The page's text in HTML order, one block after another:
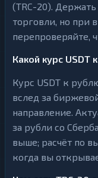
(TRC-20).
торговли, но при
перепроверяйте,
Какой курс USDT
Курс USDT к
вслед за
направление.
за рубли со
выше; расчёт по
когда вы